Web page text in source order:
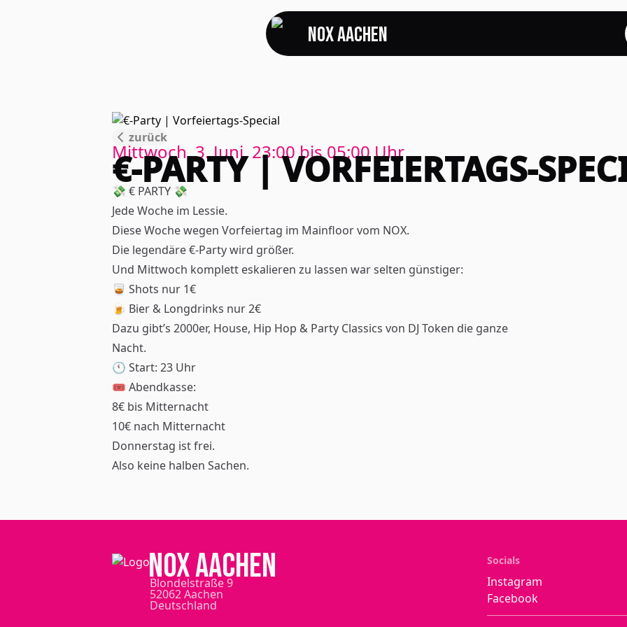
NOX Aachen
FOTOS
EVENTLOCATION
RESERVIERUNG
zurück
Mittwoch, 3. Juni, 23:00 bis 05:00Uhr
€-PARTY | VORFEIERTAGS-
💸 € PARTY 💸
Jede Woche im Lessie.
Diese Woche wegen Vorfeiertag im Mainfloor vom NOX.
Die legendäre €-Party wird größer.
Und Mittwoch komplett eskalieren zu lassen war selten günstiger:
🥃 Shots nur 1€
🍺 Bier & Longdrinks nur 2€
Dazu gibt’s 2000er, House, Hip Hop & Party Classics von DJ Token die ganze
Nacht.
🕚 Start: 23 Uhr
🎟️ Abendkasse:
8€ bis Mitternacht
10€ nach Mitternacht
Donnerstag ist frei.
Also keine halben Sachen.
NOX Aachen
Blondelstraße 9
52062 Aachen
Deutschland
Socials
Instagram
Facebook